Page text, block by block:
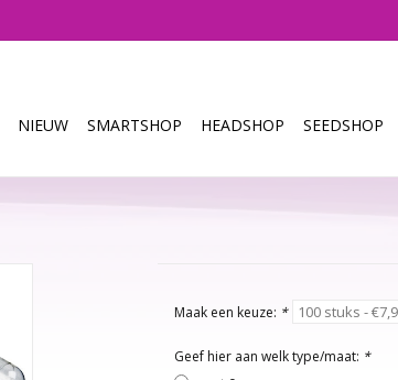
NIEUW SMARTSHOP HEADSHOP SEEDSHOP
Maak een keuze: *
Geef hier aan welk type/maat: *